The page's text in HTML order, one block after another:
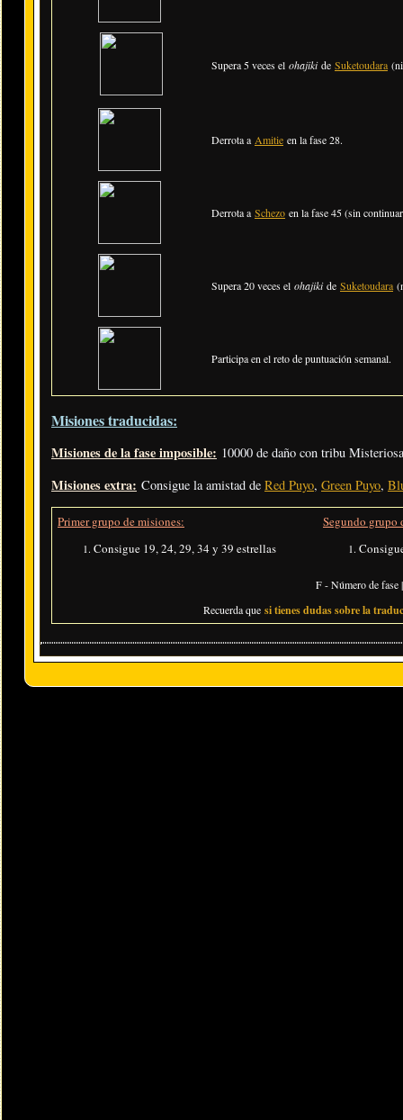
Supera 5 veces el ohajikide Suketoudara
Derrota aAmitie en la fase 28.
Derrota aSchezo en la fase 45 (sin
Supera 20 veces el ohajikide Suketoudara
Participa en el reto de puntuación semanal.
Misiones traducidas:
Misiones de la fase imposible: 10000 de daño con tribu
Misiones extra: Consigue la amistad de Red Puyo, Green Puyo,
Primer grupo de misiones:
Consigue 19, 24, 29, 34 y 39 estrellas
Segundo grupo
F - Número de fase
Recuerda que si tienes dudas sobre la